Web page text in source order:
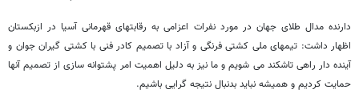
دارنده مدال طلای جهان در مورد نفرات اعزامی به رقابتهای قهرمانی آسیا در ازبکستان
اظهار داشت: تیمهای ملی کشتی فرنگی و آزاد با تصمیم کادر فنی با کشتی گیران جوان و
آینده دار راهی تاشکند می شویم و ما نیز به دلیل اهمیت امر پشتوانه سازی از تصمیم آنها
حمایت کردیم و همیشه نباید بدنبال نتیجه گرایی باشیم.